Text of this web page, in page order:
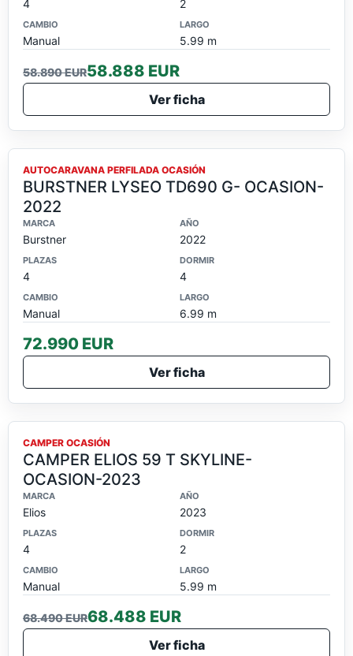
4 2
CAMBIO
Manual
LARGO
5.99 m
58.890 EUR58.888 EUR
Ver ficha
OCASION
AUTOCARAVANA PERFILADA OCASIÓN
BURSTNER LYSEO TD690 G- OCASION-
2022
MARCA
Burstner
AÑO
2022
PLAZAS
4
DORMIR
4
CAMBIO
Manual
LARGO
6.99 m
72.990 EUR
Ver ficha
OCASION
CAMPER OCASIÓN
CAMPER ELIOS 59 T SKYLINE-
OCASION-2023
MARCA
Elios
AÑO
2023
PLAZAS
4
DORMIR
2
CAMBIO
Manual
LARGO
5.99 m
68.490 EUR68.488 EUR
Ver ficha